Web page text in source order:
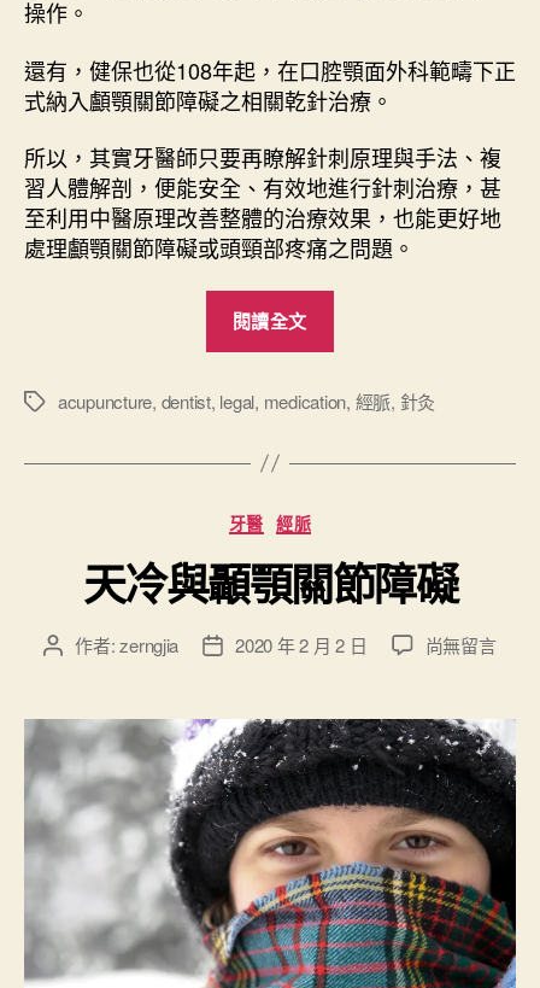
操作。
還有，健保也從108年起，在口腔顎面外科範疇下正
式納入顱顎關節障礙之相關乾針治療。
所以，其實牙醫師只要再瞭解針刺原理與手法、複
習人體解剖，便能安全、有效地進行針刺治療，甚
至利用中醫原理改善整體的治療效果，也能更好地
處理顱顎關節障礙或頭頸部疼痛之問題。
閱讀全文
師
針
標
acupuncture, dentist, legal, medication, 經脈, 針灸
分
類
牙醫 經脈
天冷與顳顎關節障礙
文
者
作者:zerngjia
文
佈
日
期
2020 年 2 月 2 日
在
冷
與
顳
顎
關
節
障
礙
〉
中
尚無留言